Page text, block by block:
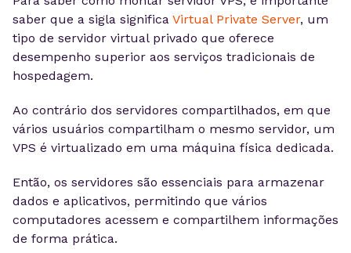
saber que a sigla significa Virtual Private Server, um
tipo de servidor virtual privado que oferece
desempenho superior aos serviços tradicionais de
hospedagem.
Ao contrário dos servidores compartilhados, em que
vários usuários compartilham o mesmo servidor, um
VPS é virtualizado em uma máquina física dedicada.
Então, os servidores são essenciais para armazenar
dados e aplicativos, permitindo que vários
computadores acessem e compartilhem informações
de forma prática.